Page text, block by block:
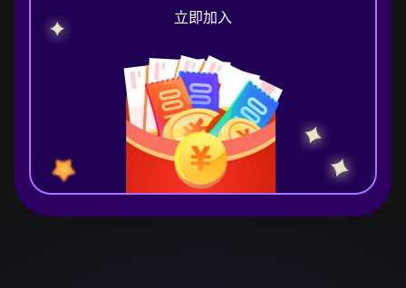
立即加入